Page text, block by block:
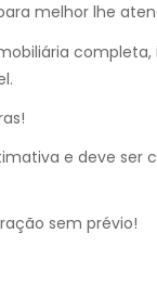
melhor lhe
e deve
sem prévio!